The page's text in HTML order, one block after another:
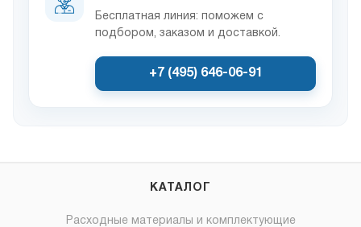
Бесплатная линия: поможем с
подбором, заказом и доставкой.
+7 (495) 646-06-91
КАТАЛОГ
Расходные материалы и комплектующие